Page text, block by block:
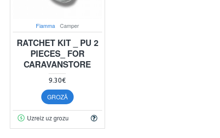
Fiamma Camper
RATCHET KIT _ PU 2
PIECES_ FOR
CARAVANSTORE
9.30€
GROZĀ
Uzreiz uz grozu